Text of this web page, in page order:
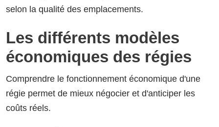
selon la qualité des emplacements.
Les différents modèles
économiques des régies
Comprendre le fonctionnement économique d'une
régie permet de mieux négocier et d'anticiper les
coûts réels.